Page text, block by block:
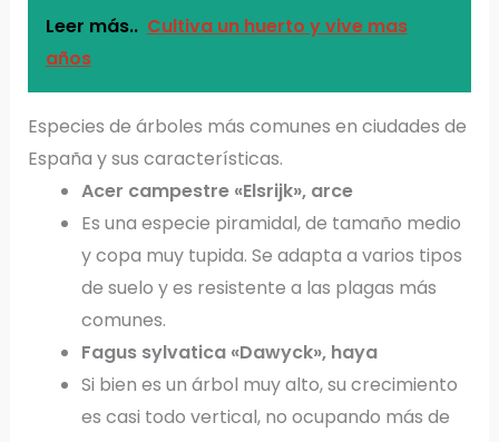
Leer más.. Cultiva un huerto y vive mas
años
Especies de árboles más comunes en ciudades de
España y sus características.
Acer campestre «Elsrijk», arce
Es una especie piramidal, de tamaño medio
y copa muy tupida. Se adapta a varios tipos
de suelo y es resistente a las plagas más
comunes.
Fagus sylvatica «Dawyck», haya
Si bien es un árbol muy alto, su crecimiento
es casi todo vertical, no ocupando más de